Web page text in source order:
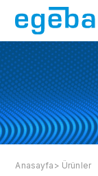
Anasayfa > Ürünler